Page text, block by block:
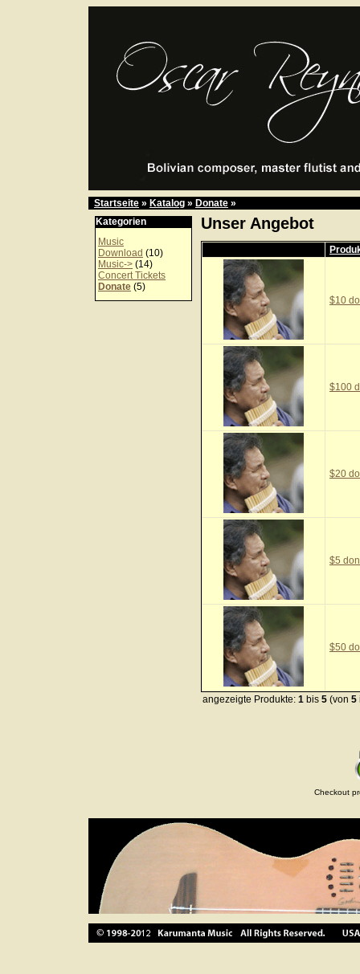
Startseite » Katalog » Donate »
Kategorien
Music
Download (10)
Music-> (14)
Concert Tickets
Donate (5)
Unser Angebot
$10
$100
$20
$5
$50
angezeigte Produkte: 1 bis 5 (von 5
Checkout